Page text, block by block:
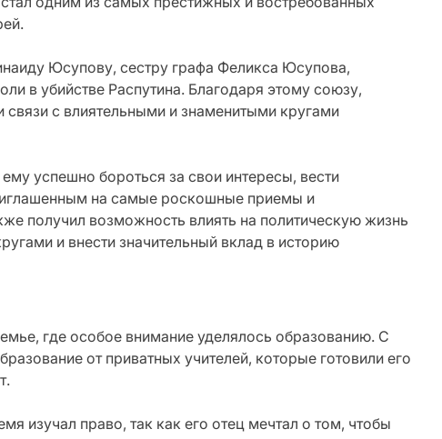
Юсупову, сестру графа Феликса Юсупова,
в убийстве Распутина. Благодаря этому союзу,
с влиятельными и знаменитыми кругами
успешно бороться за свои интересы, вести
на самые роскошные приемы и
получил возможность влиять на политическую жизнь
и внести значительный вклад в историю
где особое внимание уделялось образованию. С
от приватных учителей, которые готовили его
изучал право, так как его отец мечтал о том, чтобы